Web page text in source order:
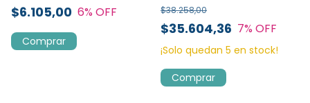
$6.105,00 6% OFF
$35.604,36
$38.258,00
7% OFF
¡Solo quedan 5 en stock!
Comprar